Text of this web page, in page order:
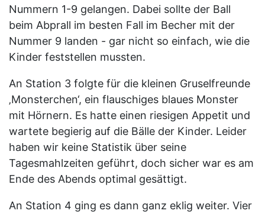
Nummern 1-9 gelangen. Dabei sollte der Ball
beim Abprall im besten Fall im Becher mit der
Nummer 9 landen - gar nicht so einfach, wie die
Kinder feststellen mussten.
An Station 3 folgte für die kleinen Gruselfreunde
‚Monsterchen‘, ein flauschiges blaues Monster
mit Hörnern. Es hatte einen riesigen Appetit und
wartete begierig auf die Bälle der Kinder. Leider
haben wir keine Statistik über seine
Tagesmahlzeiten geführt, doch sicher war es am
Ende des Abends optimal gesättigt.
An Station 4 ging es dann ganz eklig weiter. Vier